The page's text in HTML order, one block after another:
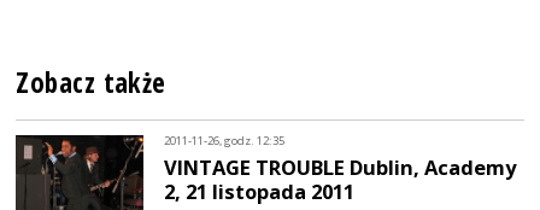
Zobacz także
2011-11-26, godz. 12:35
VINTAGE TROUBLE Dublin, Academy
2, 21 listopada 2011